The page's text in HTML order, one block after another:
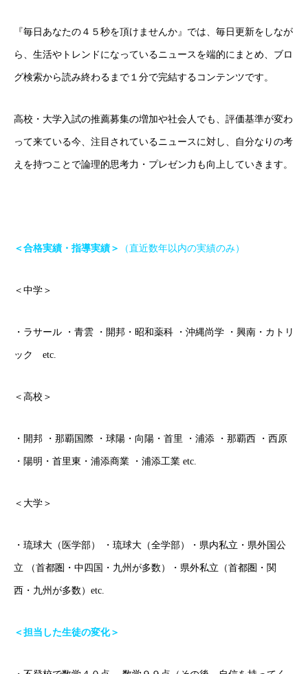
『毎日あなたの４５秒を頂けませんか』では、毎日更新をしなが
ら、生活やトレンドになっているニュースを端的にまとめ、ブロ
グ検索から読み終わるまで１分で完結するコンテンツです。
高校・大学入試の推薦募集の増加や社会人でも、評価基準が変わ
って来ている今、注目されているニュースに対し、自分なりの考
えを持つことで論理的思考力・プレゼン力も向上していきます。
＜合格実績・指導実績＞ （直近数年以内の実績のみ）
＜中学＞
・ラサール ・青雲 ・開邦・昭和薬科 ・沖縄尚学 ・興南・カトリ
ック etc.
＜高校＞
・開邦 ・那覇国際 ・球陽・向陽・首里 ・浦添 ・那覇西 ・西原
・陽明・首里東・浦添商業 ・浦添工業 etc.
＜大学＞
・琉球大（医学部） ・琉球大（全学部）・県内私立・県外国公
立 （首都圏・中四国・九州が多数）・県外私立（首都圏・関
西・九州が多数）etc.
＜担当した生徒の変化＞